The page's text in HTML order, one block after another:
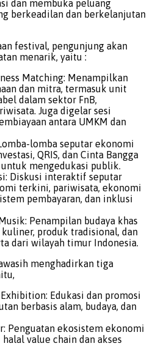
dan membuka peluang
berkeadilan dan berkelanjutan
festival, pengunjung akan
menarik, yaitu :
Matching: Menampilkan
dan mitra, termasuk unit
dalam sektor FnB,
Juga digelar sesi
antara UMKM dan
lomba seputar ekonomi
QRIS, dan Cinta Bangga
untuk mengedukasi publik.
Diskusi interaktif seputar
terkini, pariwisata, ekonomi
pembayaran, dan inklusi
Penampilan budaya khas
kuliner, produk tradisional, dan
dari wilayah timur Indonesia.
menghadirkan tiga
Edukasi dan promosi
berbasis alam, budaya, dan
Penguatan ekosistem ekonomi
value chain dan akses